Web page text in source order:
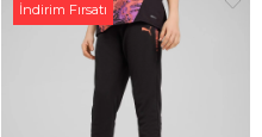
İndirim Fırsatı